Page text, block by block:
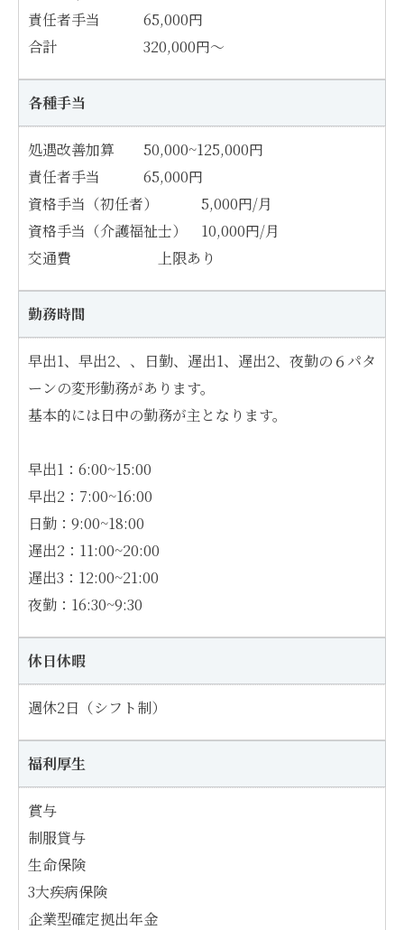
責任者手当 65,000円
合計 320,000円～
各種手当
処遇改善加算 50,000~125,000円
責任者手当 65,000円
資格手当（初任者） 5,000円/月
資格手当（介護福祉士） 10,000円/月
交通費 上限あり
勤務時間
早出1、早出2、、日勤、遅出1、遅出2、夜勤の６パタ
ーンの変形勤務があります。
基本的には日中の勤務が主となります。
早出1：6:00~15:00
早出2：7:00~16:00
日勤：9:00~18:00
遅出2：11:00~20:00
遅出3：12:00~21:00
夜勤：16:30~9:30
休日休暇
週休2日（シフト制）
福利厚生
賞与
制服貸与
生命保険
3大疾病保険
企業型確定拠出年金